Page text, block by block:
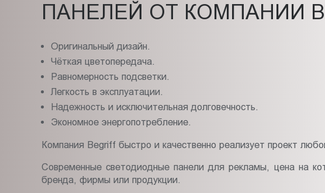
ПАНЕЛЕЙ ОТ КОМПАНИИ
Оригинальный дизайн.
Чёткая цветопередача.
Равномерность подсветки.
Легкость в эксплуатации.
Надежность и исключительная долговечность.
Экономное энергопотребление.
Компания Begriff быстро и качественно реализует проект
Современные светодиодные панели для рекламы, цена на
бренда, фирмы или продукции.